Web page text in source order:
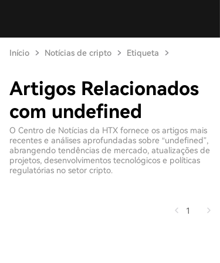
Início Notícias de cripto Etiqueta
Artigos Relacionados
com undefined
O Centro de Notícias da HTX fornece os artigos mais
recentes e análises aprofundadas sobre “undefined”,
abrangendo tendências de mercado, atualizações de
projetos, desenvolvimentos tecnológicos e políticas
regulatórias no setor cripto.
1